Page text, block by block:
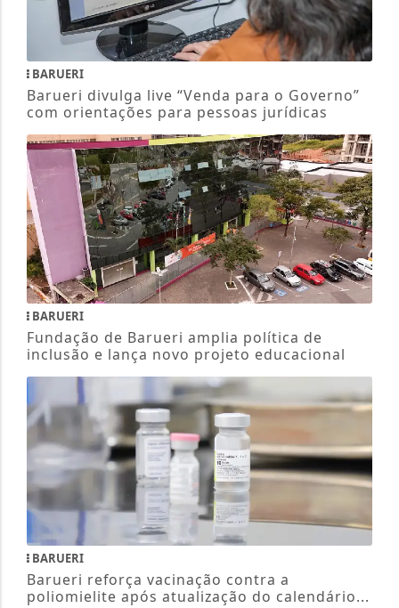
BARUERI
Barueri divulga live “Venda para o Governo”
com orientações para pessoas jurídicas
BARUERI
Fundação de Barueri amplia política de
inclusão e lança novo projeto educacional
BARUERI
Barueri reforça vacinação contra a
poliomielite após atualização do calendário...